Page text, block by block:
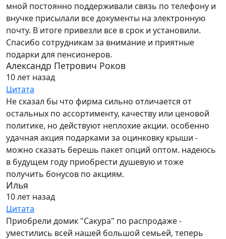
мной постоянно поддерживали связь по телефону и
внучке присылали все документы на электронную
почту. В итоге привезли все в срок и установили.
Спасибо сотрудникам за внимание и приятные
подарки для пенсионеров.
Александр Петрович Роков
10 лет назад
Цитата
Не сказал бы что фирма сильно отличается от
остальных по ассортименту, качеству или ценовой
политике, но действуют неплохие акции. особенно
удачная акция подарками за оцинковку крыши -
можно сказать берешь пакет опций оптом. надеюсь
в будущем году приобрести душевую и тоже
получить бонусов по акциям.
Илья
10 лет назад
Цитата
Приобрели домик "Сакура" по распродаже -
уместились всей нашей большой семьей, теперь